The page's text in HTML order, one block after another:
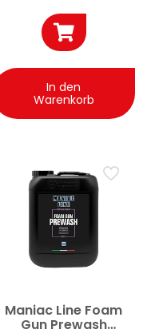
In den
Warenkorb
Maniac Line Foam
Gun Prewash